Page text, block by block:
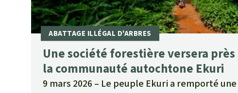
Une société forestière versera près
la communauté autochtone Ekuri
9 mars 2026
Le peuple Ekuri a remporté